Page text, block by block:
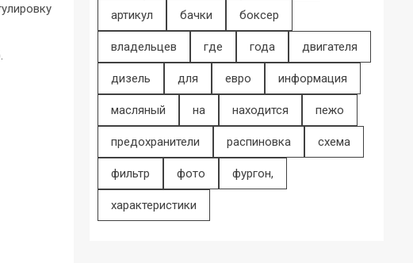
артикул бачки боксер
владельцев где года двигателя
дизель для евро информация
масляный на находится пежо
предохранители распиновка схема
фильтр фото фургон,
характеристики